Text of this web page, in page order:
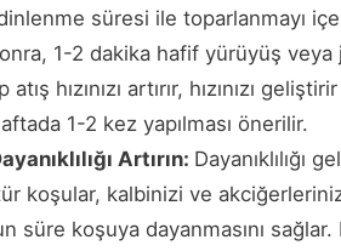
süresi ile toparlanmayı
1-2 dakika hafif yürüyüş
hızınızı artırır, hızınızı
1-2 kez yapılması önerilir.
Artırın: Dayanıklılığı
koşular, kalbinizi ve
süre koşuya dayanmasını